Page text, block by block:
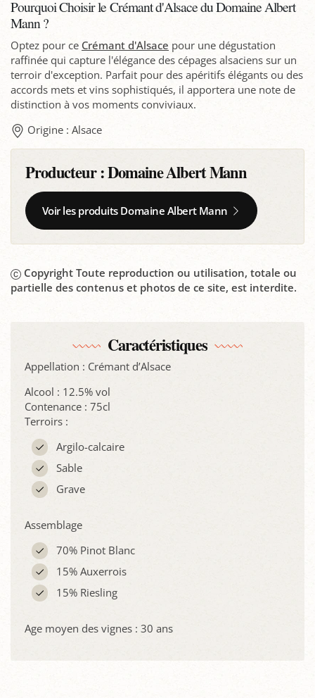
Pourquoi Choisir le Crémant d'Alsace du Domaine Albert
Mann ?
Optez pour ce Crémant d'Alsace pour une dégustation
raffinée qui capture l'élégance des cépages alsaciens sur un
terroir d'exception. Parfait pour des apéritifs élégants ou des
accords mets et vins sophistiqués, il apportera une note de
distinction à vos moments conviviaux.
Origine : Alsace
Producteur :Domaine Albert Mann
Voir les produits Domaine Albert Mann
Copyright Toute reproduction ou utilisation, totale ou
partielle des contenus et photos de ce site, est interdite.
Caractéristiques
Appellation : Crémant d’Alsace
Alcool : 12.5% vol
Contenance : 75cl
Terroirs :
Argilo-calcaire
Sable
Grave
Assemblage
70% Pinot Blanc
15% Auxerrois
15% Riesling
Age moyen des vignes : 30 ans